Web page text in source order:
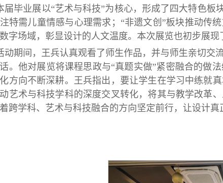
届毕业展以“艺术与科技”为核心，形成了四大特色板
特需儿童情感与心理需求；“非遗文创”板块推动传
字场域，彰显设计的人文温度。本次展览也初步展现
动期间，王兵认真观看了师生作品，并与师生亲切交
。他对展览将课程思政与“真题实做”紧密融合的做
方向不断深耕。王兵指出，要让学生在学习中练就
艺术与科技学科的深度交叉转化，将其与教学改革
跨学科、艺术与科技融合的方向坚定前行，让设计真